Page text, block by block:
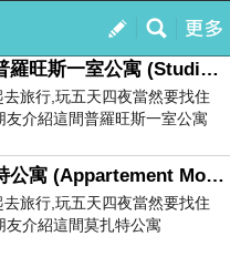
我的
訂閱
旅遊便宜訂房普羅旺斯一室公寓 (Studios de Provence)-飯店比價
旅行,玩五天四夜當然要找住
友介紹這間普羅旺斯一室公寓
渡假訂房莫扎特公寓 (Appartement Mozart)-部落客推薦
旅行,玩五天四夜當然要找住
友介紹這間莫扎特公寓